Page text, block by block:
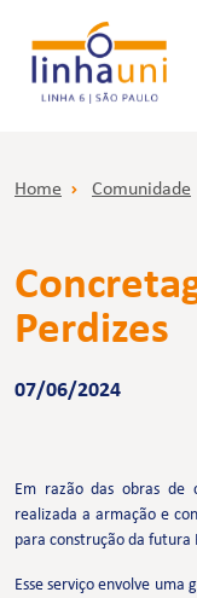
Home Comunidade
Perdizes
07/06/2024
Em razão das obras de
realizada a armação e
para construção da futura
Esse serviço envolve uma